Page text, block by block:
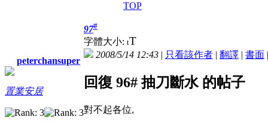
TOP
peterchansuper
置業安居
97#
字體大小: tT
2008/5/14 12:43 | 只看該作者 | 翻譯 | 書面
回復 96# 抽刀斷水 的帖子
對不起各位,